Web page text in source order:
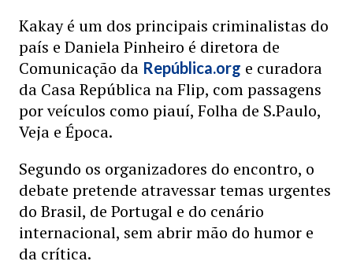
Kakay é um dos principais criminalistas do
país e Daniela Pinheiro é diretora de
Comunicação da República.org e curadora
da Casa República na Flip, com passagens
por veículos como piauí, Folha de S.Paulo,
Veja e Época.
Segundo os organizadores do encontro, o
debate pretende atravessar temas urgentes
do Brasil, de Portugal e do cenário
internacional, sem abrir mão do humor e
da crítica.